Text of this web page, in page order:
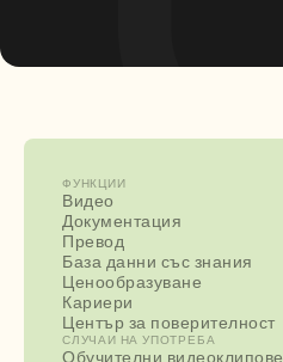
ФУНКЦИИ
Видео
Документация
Превод
База данни със знания
Ценообразуване
Кариери
Център за поверителност
СЛУЧАИ НА УПОТРЕБА
Обучителни видеоклипове